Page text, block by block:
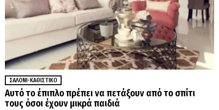
ΣΑΛΌΝΙ-ΚΑΘΙΣΤΙΚΌ
Αυτό το έπιπλο πρέπει να πετάξουν από το σπίτι
τους όσοι έχουν μικρά παιδιά